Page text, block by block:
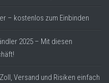
– kostenlos zum Einbinden
2025 – Mit diesen
Versand und Risiken einfach